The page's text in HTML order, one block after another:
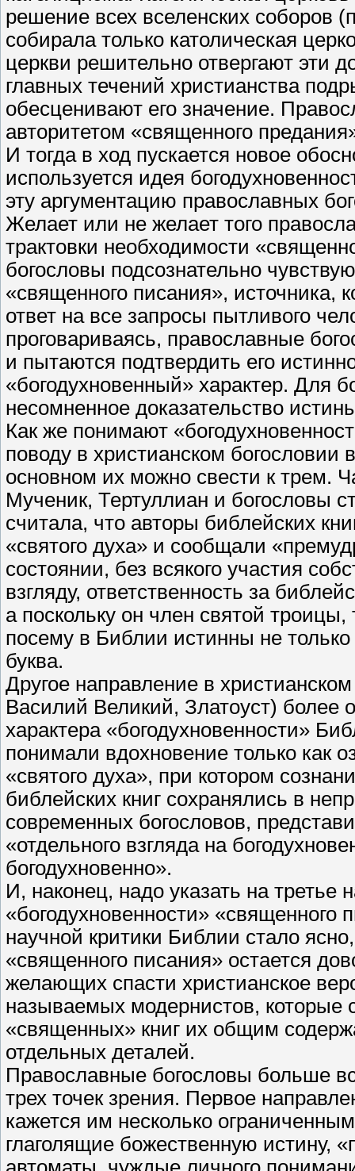
решение всех вселенских соборов
собирала только католическая
церкви решительно отвергают эти
главных течений христианства
обесценивают его значение.
авторитетом «священного
И тогда в ход пускается новое
используется идея
эту аргументацию православных
Желает или не желает того
трактовки необходимости
богословы подсознательно
«священного писания», источника,
ответ на все запросы пытливого
проговариваясь, православные
и пытаются подтвердить его
«богодухновенный» характер. Для
несомненное доказательство
Как же понимают
поводу в христианском
основном их можно свести к трем.
Мученик, Тертуллиан и богословы
считала, что авторы библейских
«святого духа» и сообщали
состоянии, без всякого участия
взгляду, ответственность за
а поскольку он член святой
посему в Библии истинны не
буква.
Другое направление в
Василий Великий, Златоуст) более
характера «богодухновенности»
понимали вдохновение только как
«святого духа», при котором
библейских книг сохранялись в
современных богословов,
«отдельного взгляда на
богодухновенно».
И, наконец, надо указать на третье
«богодухновенности» «священного
научной критики Библии стало
«священного писания» остается
желающих спасти христианское
называемых модернистов, которые
«священных» книг их общим
отдельных деталей.
Православные богословы больше
трех точек зрения. Первое
кажется им несколько
глаголящие божественную истину,